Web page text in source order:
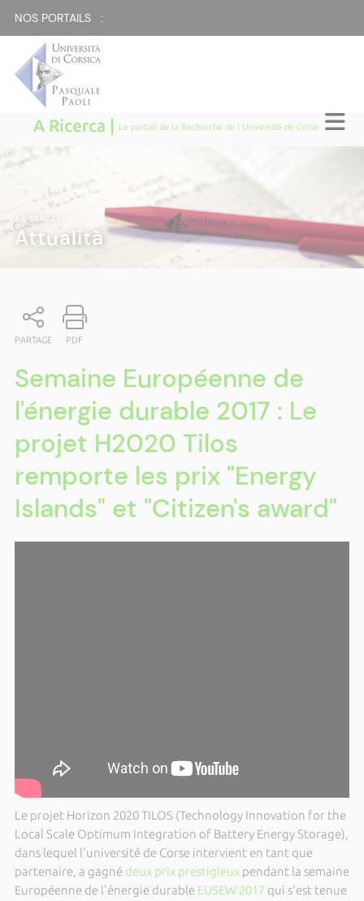
NOS PORTAILS :
A Ricerca | Le portail de la Recherche de l'Université de Corse
A RICERCA
Attualità
PARTAGE PDF
Semaine Européenne de
l'énergie durable 2017 : Le
projet H2020 Tilos
remporte les prix "Energy
Islands" et "Citizen's award"
Le projet Horizon 2020 TILOS (Technology Innovation for the
Local Scale Optimum Integration of Battery Energy Storage),
dans lequel l'université de Corse intervient en tant que
partenaire, a gagné deux prix prestigieuxpendant la semaine
Européenne de l'énergie durable EUSEW 2017qui s'est tenue